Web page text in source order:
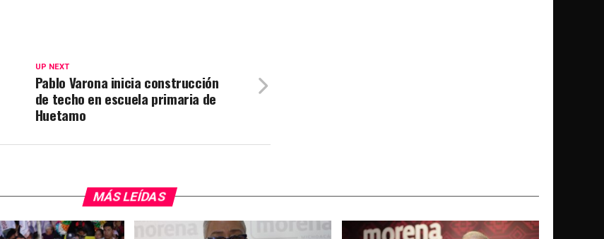
UP NEXT
Pablo Varona inicia construcción
de techo en escuela primaria de
Huetamo
MÁS LEÍDAS